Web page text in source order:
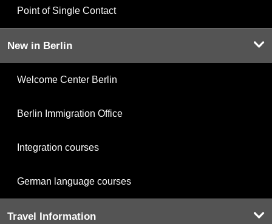
Point of Single Contact
New in Berlin
Welcome Center Berlin
Berlin Immigration Office
Integration courses
German language courses
Travel Information